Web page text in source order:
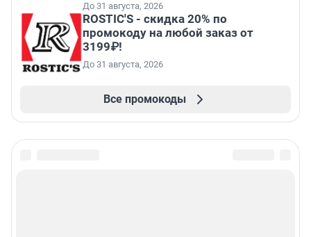
До 31 августа, 2026
ROSTIC'S - скидка 20% по
промокоду на любой заказ от
3199₽!
До 31 августа, 2026
Все промокоды